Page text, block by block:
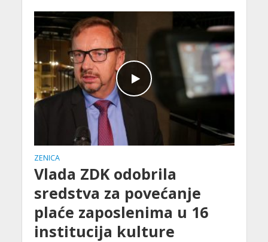
ZENICA
Vlada ZDK odobrila
sredstva za povećanje
plaće zaposlenima u 16
institucija kulture